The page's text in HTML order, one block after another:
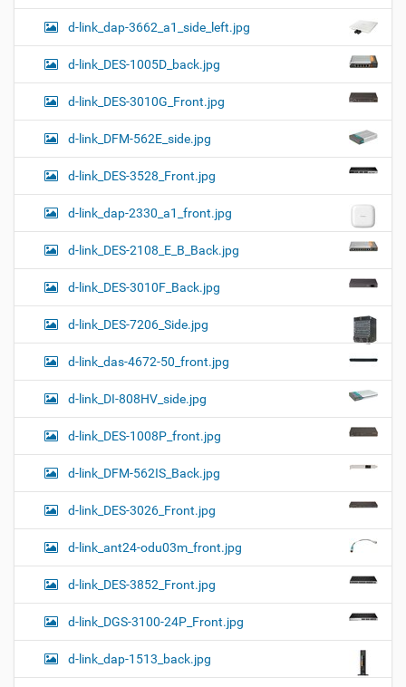
d-link_dap-3662_a1_side_left.jpg
d-link_DES-1005D_back.jpg
d-link_DES-3010G_Front.jpg
d-link_DFM-562E_side.jpg
d-link_DES-3528_Front.jpg
d-link_dap-2330_a1_front.jpg
d-link_DES-2108_E_B_Back.jpg
d-link_DES-3010F_Back.jpg
d-link_DES-7206_Side.jpg
d-link_das-4672-50_front.jpg
d-link_DI-808HV_side.jpg
d-link_DES-1008P_front.jpg
d-link_DFM-562IS_Back.jpg
d-link_DES-3026_Front.jpg
d-link_ant24-odu03m_front.jpg
d-link_DES-3852_Front.jpg
d-link_DGS-3100-24P_Front.jpg
d-link_dap-1513_back.jpg